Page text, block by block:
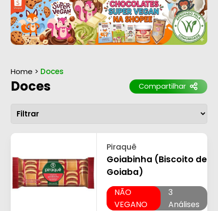
Home > Doces
Doces Compartilhar
Piraquê
Goiabinha (Biscoito de
Goiaba)
NÃO
VEGANO
3
Análises